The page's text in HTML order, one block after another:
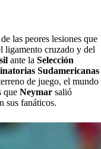
las peores lesiones que
ligamento cruzado y del
ante la Selección
Sudamericanas
de juego, el mundo
que Neymar salió
sus fanáticos.